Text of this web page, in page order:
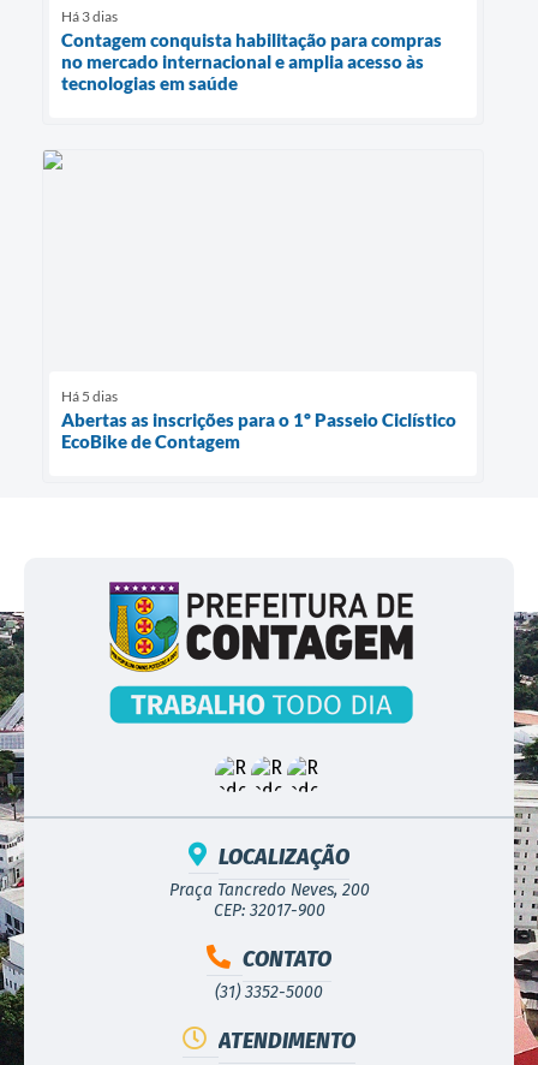
Há 3 dias
Contagem conquista habilitação para compras
no mercado internacional e amplia acesso às
tecnologias em saúde
Há 5 dias
Abertas as inscrições para o 1º Passeio Ciclístico
EcoBike de Contagem
LOCALIZAÇÃO
Praça Tancredo Neves, 200
CEP: 32017-900
CONTATO
(31) 3352-5000
ATENDIMENTO